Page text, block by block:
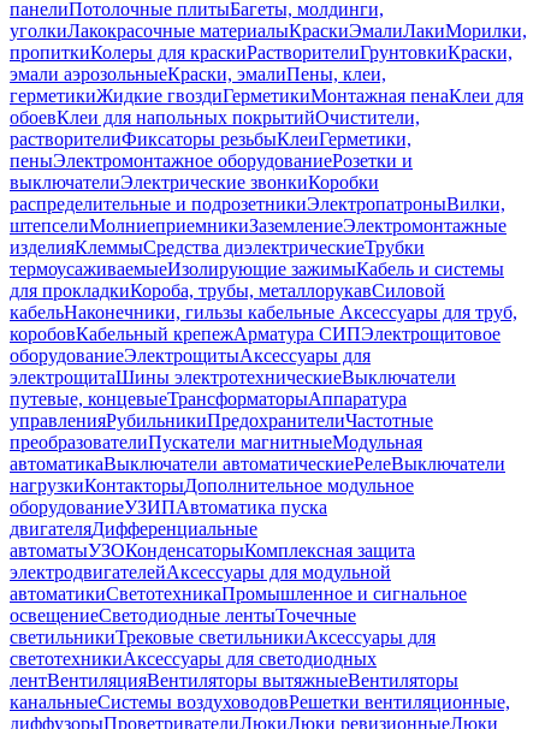
панелиПотолочные плитыБагеты, молдинги,
уголкиЛакокрасочные материалыКраскиЭмалиЛакиМорилки,
пропиткиКолеры для краскиРастворителиГрунтовкиКраски,
эмали аэрозольныеКраски, эмалиПены, клеи,
герметикиЖидкие гвоздиГерметикиМонтажная пенаКлеи для
обоевКлеи для напольных покрытийОчистители,
растворителиФиксаторы резьбыКлеиГерметики,
пеныЭлектромонтажное оборудованиеРозетки и
выключателиЭлектрические звонкиКоробки
распределительные и подрозетникиЭлектропатроныВилки,
штепселиМолниеприемникиЗаземлениеЭлектромонтажные
изделияКлеммыСредства диэлектрическиеТрубки
термоусаживаемыеИзолирующие зажимыКабель и системы
для прокладкиКороба, трубы, металлорукавСиловой
кабельНаконечники, гильзы кабельные Аксессуары для труб,
коробовКабельный крепежАрматура СИПЭлектрощитовое
оборудованиеЭлектрощитыАксессуары для
электрощитаШины электротехническиеВыключатели
путевые, концевыеТрансформаторыАппаратура
управленияРубильникиПредохранителиЧастотные
преобразователиПускатели магнитныеМодульная
автоматикаВыключатели автоматическиеРелеВыключатели
нагрузкиКонтакторыДополнительное модульное
оборудованиеУЗИПАвтоматика пуска
двигателяДифференциальные
автоматыУЗОКонденсаторыКомплексная защита
электродвигателейАксессуары для модульной
автоматикиСветотехникаПромышленное и сигнальное
освещениеСветодиодные лентыТочечные
светильникиТрековые светильникиАксессуары для
светотехникиАксессуары для светодиодных
лентВентиляцияВентиляторы вытяжныеВентиляторы
канальныеСистемы воздуховодовРешетки вентиляционные,
диффузорыПроветривателиЛюкиЛюки ревизионныеЛюки